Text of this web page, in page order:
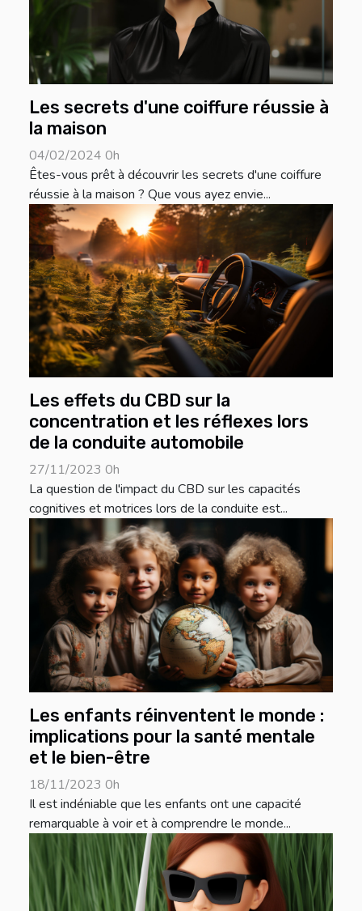
Les secrets d'une coiffure réussie à
la maison
04/02/2024 0h
Êtes-vous prêt à découvrir les secrets d'une coiffure
réussie à la maison ? Que vous ayez envie...
Les effets du CBD sur la
concentration et les réflexes lors
de la conduite automobile
27/11/2023 0h
La question de l'impact du CBD sur les capacités
cognitives et motrices lors de la conduite est...
Les enfants réinventent le monde :
implications pour la santé mentale
et le bien-être
18/11/2023 0h
Il est indéniable que les enfants ont une capacité
remarquable à voir et à comprendre le monde...